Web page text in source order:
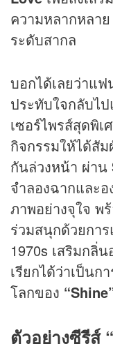
ความหลากหลา
ระดับสากล
บอกได้เลยว่าแ
ประทับใจกลับไ
เซอร์ไพรส์สุดพิ
กิจกรรมให้ได้สั
กันล่วงหน้า ผ่าน
จำลองฉากและ
ภาพอย่างจุใจ พ
ร่วมสนุกด้วยกา
1970s เสริมกลิ่
เรียกได้ว่าเป็นก
โลกของ “S
ตัวอย่างซีรีส์